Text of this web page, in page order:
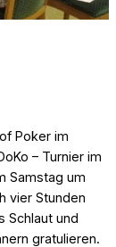
Poker im
– Turnier im
Samstag um
vier Stunden
Schlaut und
gratulieren.